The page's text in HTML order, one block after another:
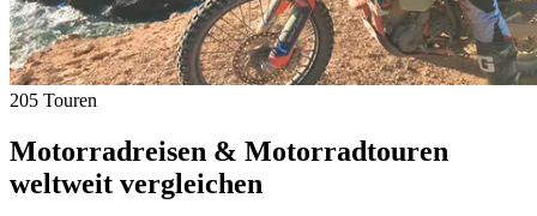
205 Touren
Motorradreisen & Motorradtouren
weltweit vergleichen